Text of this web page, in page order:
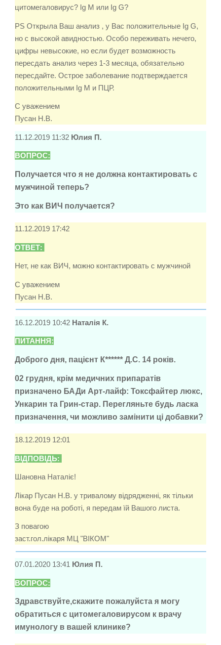
цитомегаловирус? Ig M или Ig G?
PS Открыла Ваш анализ , у Вас положительные Ig G,
но с высокой авидностью. Особо переживать нечего,
цифры невысокие, но если будет возможность
пересдать анализ через 1-3 месяца, обязательно
пересдайте. Острое заболевание подтверждается
положительными Ig M и ПЦР.
С уважением
Пусан Н.В.
11.12.2019 11:32 Юлия П.
ВОПРОС:
Получается что я не должна контактировать с
мужчиной теперь?
Это как ВИЧ получается?
11.12.2019 17:42
ОТВЕТ:
Нет, не как ВИЧ, можно контактировать с мужчиной
С уважением
Пусан Н.В.
16.12.2019 10:42 Наталія К.
ПИТАННЯ:
Доброго дня, пацієнт К****** Д.С. 14 років.
02 грудня, крім медичних припаратів
призначено БАДи Арт-лайф: Токсфайтер люкс,
Ункарин та Грин-стар. Перегляньте будь ласка
призначення, чи можливо замінити ці добавки?
18.12.2019 12:01
ВІДПОВІДЬ:
Шановна Наталіє!
Лікар Пусан Н.В. у тривалому відрядженні, як тільки
вона буде на роботі, я передам їй Вашого листа.
З повагою
заст.гол.лікаря МЦ "ВІКОМ"
07.01.2020 13:41 Юлия П.
ВОПРОС:
Здравствуйте,скажите пожалуйста я могу
обратиться с цитомегаловирусом к врачу
имунологу в вашей клинике?